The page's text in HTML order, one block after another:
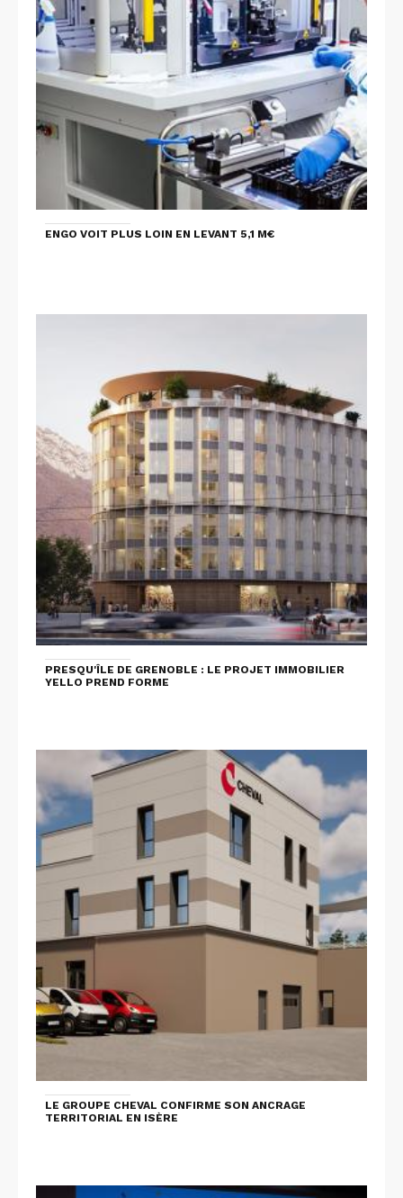
ENGO VOIT PLUS LOIN EN LEVANT 5,1 M€
PRESQU'ÎLE DE GRENOBLE : LE PROJET IMMOBILIER
YELLO PREND FORME
LE GROUPE CHEVAL CONFIRME SON ANCRAGE
TERRITORIAL EN ISÈRE